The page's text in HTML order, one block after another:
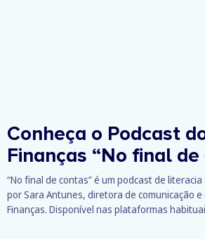
Conheça o Podcast
Finanças “No final de
“No final de contas” é um podcast de
por Sara Antunes, diretora de comunicação
Finanças. Disponível nas plataformas